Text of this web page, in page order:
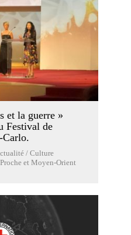
et la guerre »
Festival de
Carlo.
/ Culture
et Moyen-Orient